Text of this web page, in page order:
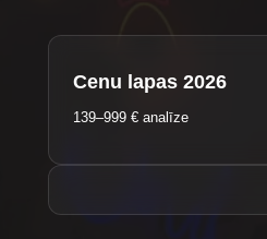
Cenu lapas 2026
139–999 € analīze